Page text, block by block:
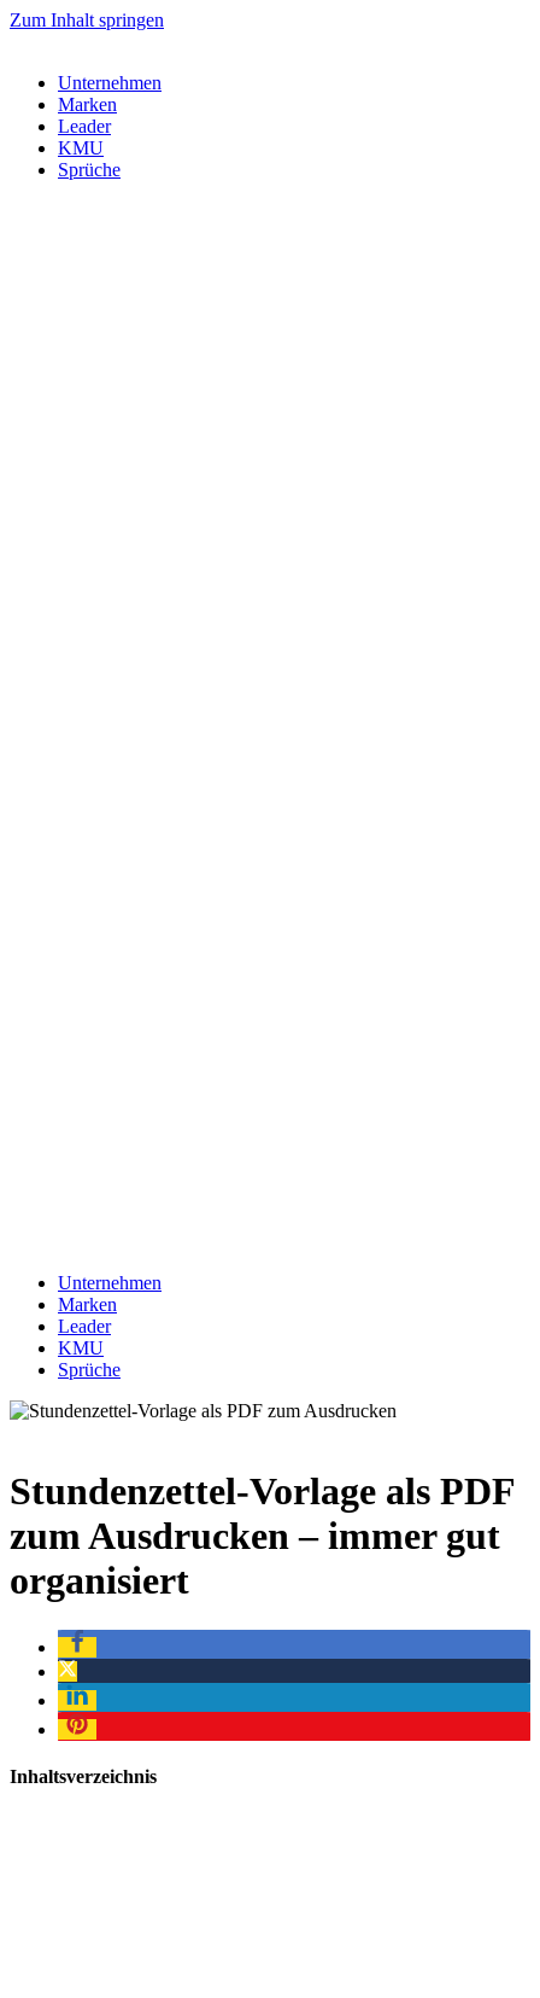
Zum Inhalt springen
Unternehmen
Marken
Leader
KMU
Sprüche
Unternehmen
Marken
Leader
KMU
Sprüche
Stundenzettel-Vorlage als PDF
zum Ausdrucken – immer gut
organisiert
Inhaltsverzeichnis